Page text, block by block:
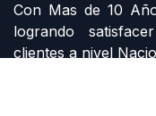
Con Mas de 10
logrando
clientes a nivel